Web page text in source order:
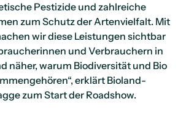
Pestizide und zahlreiche
zum Schutz der Artenvielfalt. Mit
wir diese Leistungen sichtbar
und Verbrauchern in
näher, warum Biodiversität und Bio
erklärt Bioland-
zum Start der Roadshow.